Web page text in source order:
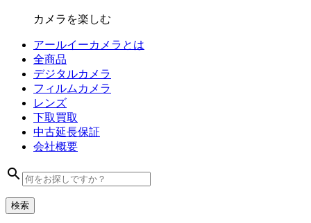
カメラを楽しむ
アールイーカメラとは
全商品
デジタルカメラ
フィルム カメラ
レンズ
下取買取
中古延長保証
会社概要
search